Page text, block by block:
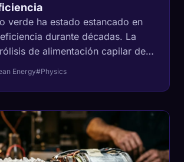
verde ha estado estancado en
durante décadas. La
de alimentación capilar de
costos a $1.50/kg.
Energy#Physics